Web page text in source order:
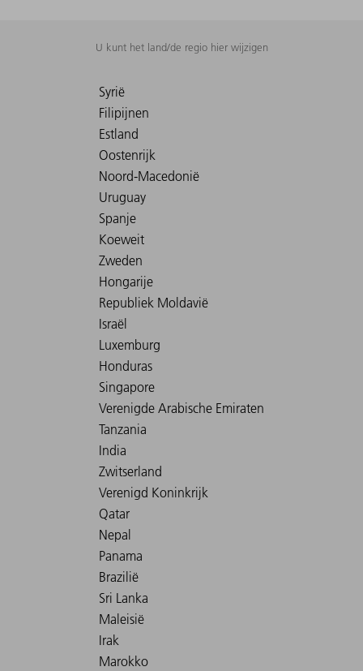
U kunt het land/de regio hier wijzigen